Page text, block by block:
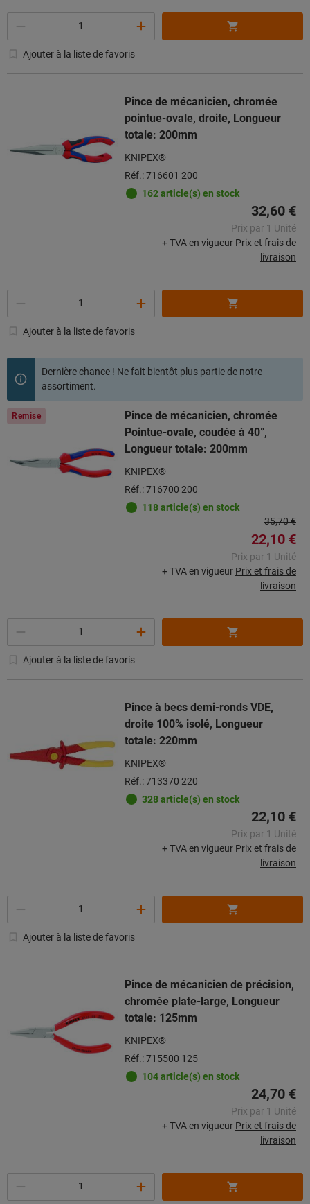
Ajouter à la liste de favoris
Pince de mécanicien, chromée
pointue-ovale, droite, Longueur
totale: 200mm
KNIPEX®
Réf.: 716601 200
162 article(s) en stock
32,60 €
Prix par 1 Unité
+ TVA en vigueur Prix et frais de
livraison
Ajouter à la liste de favoris
Dernière chance ! Ne fait bientôt plus partie de notre
assortiment.
Remise
Pince de mécanicien, chromée
Pointue-ovale, coudée à 40°,
Longueur totale: 200mm
KNIPEX®
Réf.: 716700 200
118 article(s) en stock
35,70 €
22,10 €
Prix par 1 Unité
+ TVA en vigueur Prix et frais de
livraison
Ajouter à la liste de favoris
Pince à becs demi-ronds VDE,
droite 100% isolé, Longueur
totale: 220mm
KNIPEX®
Réf.: 713370 220
328 article(s) en stock
22,10 €
Prix par 1 Unité
+ TVA en vigueur Prix et frais de
livraison
Ajouter à la liste de favoris
Pince de mécanicien de précision,
chromée plate-large, Longueur
totale: 125mm
KNIPEX®
Réf.: 715500 125
104 article(s) en stock
24,70 €
Prix par 1 Unité
+ TVA en vigueur Prix et frais de
livraison